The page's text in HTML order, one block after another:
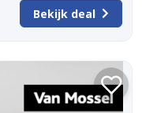
Bekijk deal